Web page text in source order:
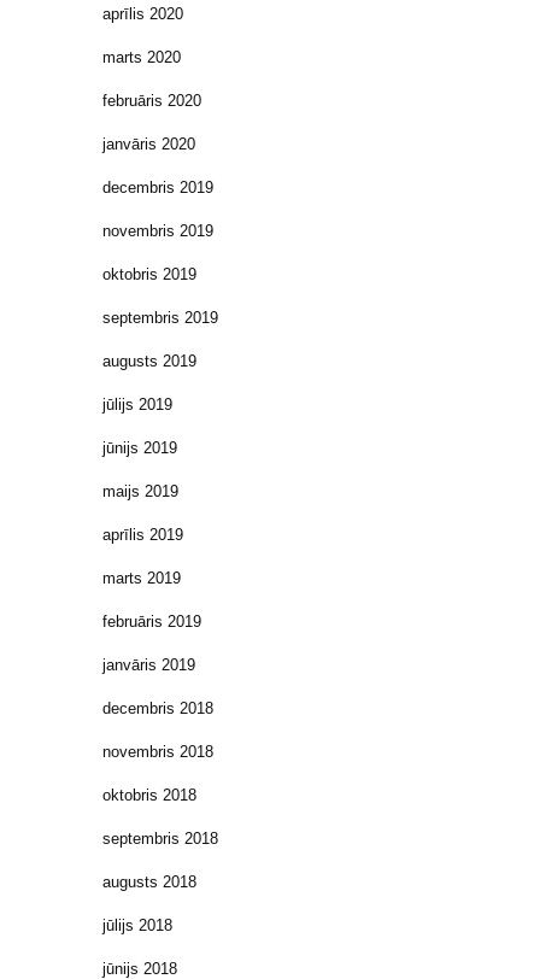
aprīlis 2020
marts 2020
februāris 2020
janvāris 2020
decembris 2019
novembris 2019
oktobris 2019
septembris 2019
augusts 2019
jūlijs 2019
jūnijs 2019
maijs 2019
aprīlis 2019
marts 2019
februāris 2019
janvāris 2019
decembris 2018
novembris 2018
oktobris 2018
septembris 2018
augusts 2018
jūlijs 2018
jūnijs 2018